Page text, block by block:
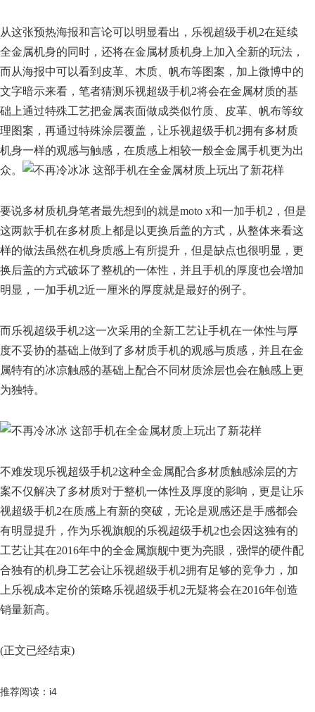
从这张预热海报和言论可以明显看出，乐视超级手机2在延续
全金属机身的同时，还将在金属材质机身上加入全新的玩法，
而从海报中可以看到皮革、木质、帆布等图案，加上微博中的
文字暗示来看，笔者猜测乐视超级手机2将会在金属材质的基
础上通过特殊工艺把金属表面做成类似竹质、皮革、帆布等纹
理图案，再通过特殊涂层覆盖，让乐视超级手机2拥有多材质
机身一样的观感与触感，在质感上相较一般全金属手机更为出
众。
要说多材质机身笔者最先想到的就是moto x和一加手机2，但是
这两款手机在多材质上都是以更换后盖的方式，从整体来看这
样的做法虽然在机身质感上有所提升，但是缺点也很明显，更
换后盖的方式破坏了整机的一体性，并且手机的厚度也会增加
明显，一加手机2近一厘米的厚度就是最好的例子。
而乐视超级手机2这一次采用的全新工艺让手机在一体性与厚
度不妥协的基础上做到了多材质手机的观感与质感，并且在金
属特有的冰凉触感的基础上配合不同材质涂层也会在触感上更
为独特。
不难发现乐视超级手机2这种全金属配合多材质触感涂层的方
案不仅解决了多材质对于整机一体性及厚度的影响，更是让乐
视超级手机2在质感上有新的突破，无论是观感还是手感都会
有明显提升，作为乐视旗舰的乐视超级手机2也会因这独有的
工艺让其在2016年中的全金属旗舰中更为亮眼，强悍的硬件配
合独有的机身工艺会让乐视超级手机2拥有足够的竞争力，加
上乐视成本定价的策略乐视超级手机2无疑将会在2016年创造
销量新高。
(正文已经结束)
推荐阅读： i4